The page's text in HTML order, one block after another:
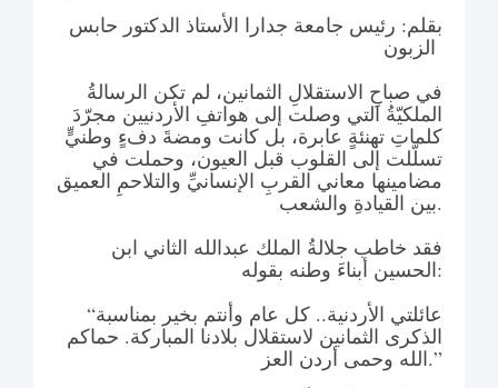
بقلم: رئيس جامعة جدارا الأستاذ الدكتور حابس
في صباحِ الاستقلالِ الثمانين، لم تكن الرسالةُ
الملكيّةُ التي وصلت إلى هواتفِ الأردنيين مجرّدَ
كلماتِ تهنئةٍ عابرة، بل كانت ومضةَ دفءٍ وطنيٍّ
تسلّلت إلى القلوب قبل العيون، وحملت في
مضامينها معاني القربِ الإنسانيِّ والتلاحمِ العميق
بين القيادةِ والشعب.
الحسين أبناءَ وطنه بقوله:
“عائلتي الأردنية.. كل عام وأنتم بخير بمناسبة
الذكرى الثمانين لاستقلال بلادنا المباركة. حماكم
الله وحمى أردن العز.”